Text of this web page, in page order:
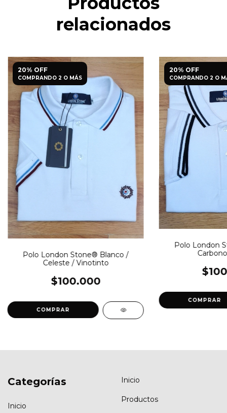
relacionados
20% OFF
COMPRANDO 2 O MÁS
Polo London Stone® Blanco /
Celeste / Vinotinto
$100.000
COMPRAR
20% OFF
COMPRANDO 2 O
Polo London
COMPRAR
Categorías
Inicio
Inicio
Productos